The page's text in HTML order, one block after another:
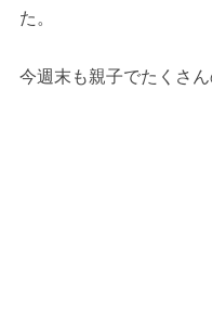
た。
今週末も親子でたくさ